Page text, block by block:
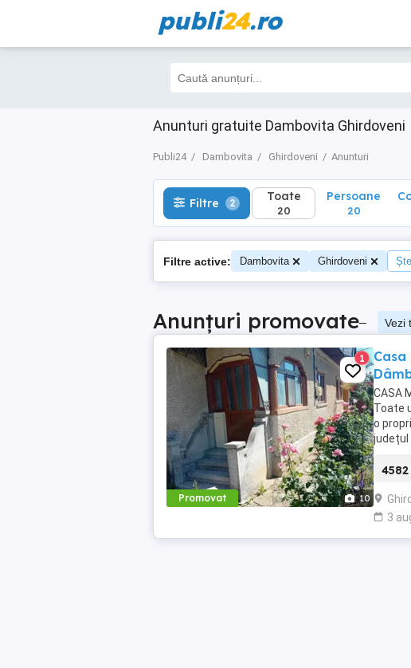
publi24.ro
Anunturi gratuite Dambovita Ghirdoveni
Publi24 Dambovita Ghirdoveni Anunturi
Filtre 2 Toate
20
Filtre 2 Toate
20
Persoane
20
Filtre active: Dambovita Ghirdoveni
Anunțuri promovate– Vezi
Promovat 10
1
CASA
Toate
o
județul
3